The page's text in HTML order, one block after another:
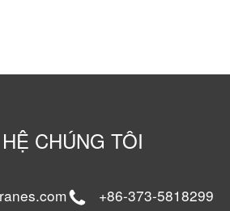
CHÚNG TÔI
+86-373-5818299